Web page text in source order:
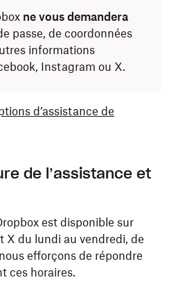
ne vous demandera
passe, de coordonnées
informations
Instagram ou X.
d’assistance de
de l’assistance et
est disponible sur
X du lundi au vendredi, de
efforçons de répondre
ces horaires.